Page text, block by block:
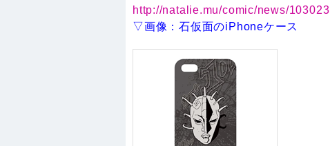
http://natalie.mu/comic/news/103023
▽画像：石仮面のiPhoneケース